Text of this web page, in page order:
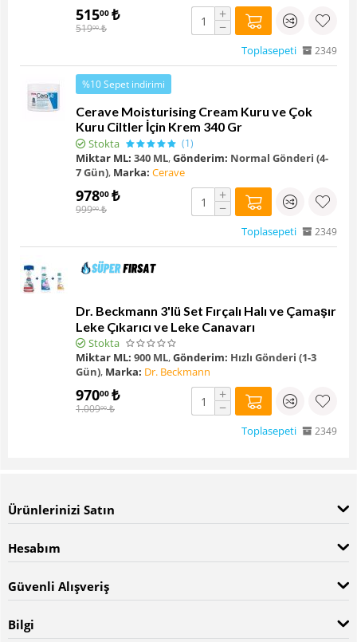
51500 ₺
51900 ₺
+
−
Toplasepeti 2349
%10 Sepet indirimi
Cerave Moisturising Cream Kuru ve Çok
Kuru Ciltler İçin Krem 340 Gr
Stokta (1)
Miktar ML: 340 ML,Gönderim: Normal Gönderi (4-
7 Gün), Marka: Cerave
97800 ₺
99900 ₺
+
−
Toplasepeti 2349
Dr. Beckmann 3'lü Set Fırçalı Halı ve Çamaşır
Leke Çıkarıcı ve Leke Canavarı
Stokta
Miktar ML: 900 ML,Gönderim: Hızlı Gönderi (1-3
Gün), Marka: Dr. Beckmann
97000 ₺
1.00900 ₺
+
−
Toplasepeti 2349
Ürünlerinizi Satın
Hesabım
Güvenli Alışveriş
Bilgi